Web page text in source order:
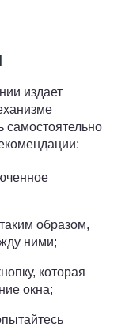
издает
самостоятельно
образом,
ними;
которая
окна;